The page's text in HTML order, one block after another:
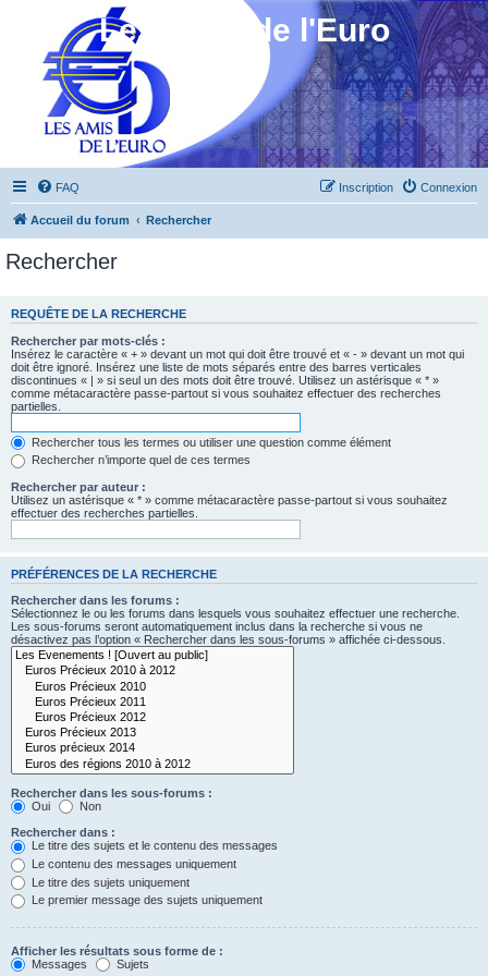
Les Amis de l'Euro
FAQ Connexion
Inscription
Accueil du forum Rechercher
Rechercher
REQUÊTE DE LA RECHERCHE
Rechercher par mots-clés :
Insérez le caractère « + » devant un mot qui doit être trouvé et « - » devant un mot qui
doit être ignoré. Insérez une liste de mots séparés entre des barres verticales
discontinues « | » si seul un des mots doit être trouvé. Utilisez un astérisque « * »
comme métacaractère passe-partout si vous souhaitez effectuer des recherches
partielles.
Rechercher tous les termes ou utiliser une question comme élément
Rechercher n’importe quel de ces termes
Rechercher par auteur :
Utilisez un astérisque « * » comme métacaractère passe-partout si vous souhaitez
effectuer des recherches partielles.
PRÉFÉRENCES DE LA RECHERCHE
Rechercher dans les forums :
Sélectionnez le ou les forums dans lesquels vous souhaitez effectuer une recherche.
Les sous-forums seront automatiquement inclus dans la recherche si vous ne
désactivez pas l’option « Rechercher dans les sous-forums » affichée ci-dessous.
Rechercher dans les sous-forums :
Oui
Non
Rechercher dans :
Le titre des sujets et le contenu des messages
Le contenu des messages uniquement
Le titre des sujets uniquement
Le premier message des sujets uniquement
Afficher les résultats sous forme de :
Messages
Sujets